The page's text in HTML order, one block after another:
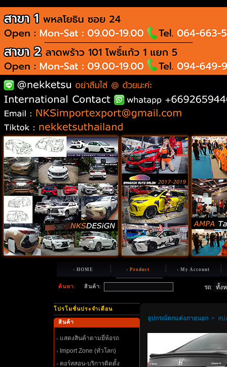
HOME Product My Account
ค้นหา: สินค้า: รถ:
ปรโมชั่นประจำเดือน
สินค้า
สดงสินค้าตามยี่ห้อรถ
Import Zone (ทั่วโลก)
คอร์สสอน-บริการติดตั้ง
อุปกรณ์ตกแต่งภายนอก> สป